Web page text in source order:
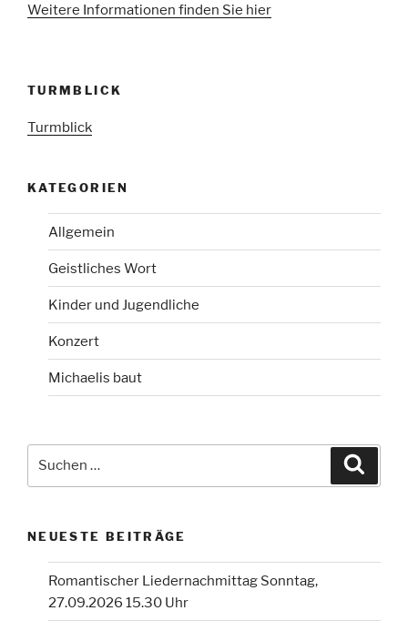
Weitere Informationen finden Sie hier
TURMBLICK
Turmblick
KATEGORIEN
Allgemein
Geistliches Wort
Kinder und Jugendliche
Konzert
Michaelis baut
NEUESTE BEITRÄGE
Romantischer Liedernachmittag Sonntag,
27.09.2026 15.30 Uhr